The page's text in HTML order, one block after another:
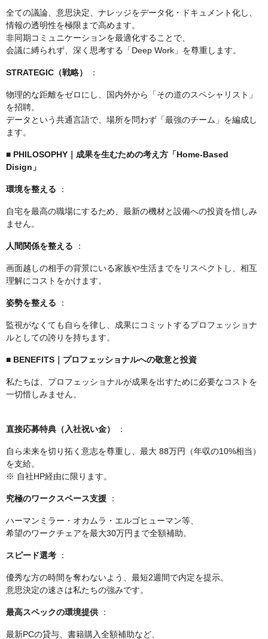
全ての議論、意思決定、ナレッジをデータ化・ドキュメント化し、
情報の透明性を極限まで高めます。
非同期コミュニケーションを最適化することで、
会議に縛られず、深く思考する「Deep Work」を尊重します。
STRATEGIC（戦略） ：
物理的な距離をゼロにし、国内外から「その道のスペシャリスト」
を招聘。
データという共通言語で、場所を問わず「最強のチーム」を編成し
ます。
■ PHILOSOPHY｜成果を生むための考え方「Home-Based
Disign」
環境を整える ：
自宅を最高の職場にするため、最新の機材と設備への投資を惜しみ
ません。
人間関係を整える ：
画面越しの相手の背景にいる家族や生活までをリスペクトし、相互
理解にコストをかけます。
姿勢を整える ：
監視がなくても自らを律し、成果にコミットするプロフェッショナ
ルとしての誇りを持ちます。
■ BENEFITS｜プロフェッショナルへの敬意と投資
私たちは、プロフェッショナルが成果を出すために必要なコストを
一切惜しみません。
直接応募特典（入社祝い金） ：
自ら未来を切り拓く意志を尊重し、最大 88万円（年収の10%相当）
を支給。
※ 自社HP経由に限ります。
究極のワークスペース支援 ：
ハーマンミラー・オカムラ・エルゴヒューマン等、
希望のワークチェアを最大30万円まで全額補助。
スピード選考 ：
優秀な方の時間を奪わないよう、最短2週間で内定を提示。
意思決定の速さは私たちの強みです。
最高スペックの環境提供 ：
最新PCの貸与、書籍購入全額補助など、